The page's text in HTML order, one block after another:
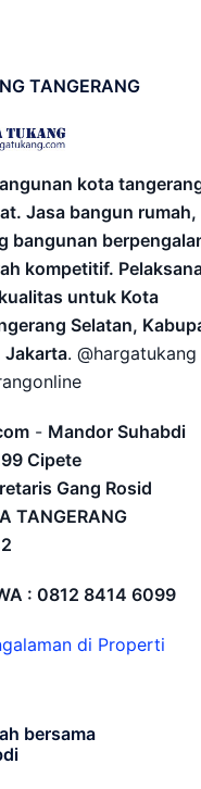
TANGERANG
kota
Jasa bangun
bangunan
kompetitif.
untuk Kota
Selatan,
Jakarta.
- Mandor Suhabdi
Cipete
Gang Rosid
TANGERANG
: 0812 8414 6099
di Properti
bersama